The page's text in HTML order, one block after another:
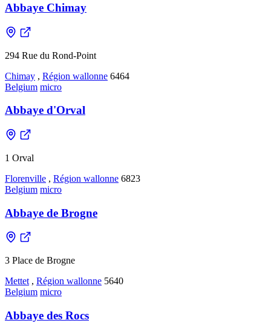
Abbaye Chimay
294 Rue du Rond-Point
Chimay , Région wallonne 6464
Belgium micro
Abbaye d'Orval
1 Orval
Florenville , Région wallonne 6823
Belgium micro
Abbaye de Brogne
3 Place de Brogne
Mettet , Région wallonne 5640
Belgium micro
Abbaye des Rocs